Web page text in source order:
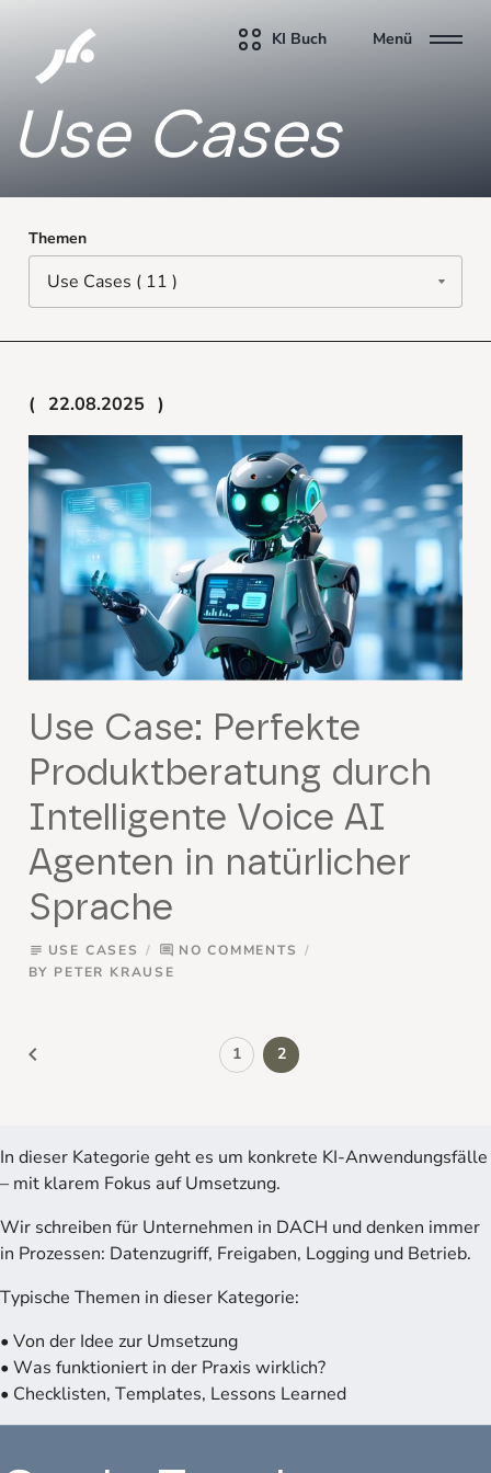
KI Buch Menü
Use Cases
Themen
22.08.2025
Use Case: Perfekte
Produktberatung durch
Intelligente Voice AI
Agenten in natürlicher
Sprache
subject USE CASES comment NO COMMENTS
BY PETER KRAUSE
keyboard_arrow_left 1 2
In dieser Kategorie geht es um konkrete KI-Anwendungsfälle
– mit klarem Fokus auf Umsetzung.
Wir schreiben für Unternehmen in DACH und denken immer
in Prozessen: Datenzugriff, Freigaben, Logging und Betrieb.
Typische Themen in dieser Kategorie:
• Von der Idee zur Umsetzung
• Was funktioniert in der Praxis wirklich?
• Checklisten, Templates, Lessons Learned